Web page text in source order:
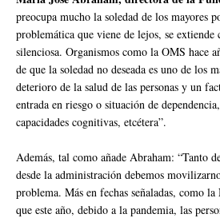
preocupa mucho la soledad de los mayores
problemática que viene de lejos, se extiende
silenciosa. Organismos como la OMS hace
de que la soledad no deseada es uno de los
deterioro de la salud de las personas y un
entrada en riesgo o situación de
capacidades cognitivas, etcétera”.
Además, tal como añade Abraham: “Tanto
desde la administración debemos
problema. Más en fechas señaladas, como
que este año, debido a la pandemia, las